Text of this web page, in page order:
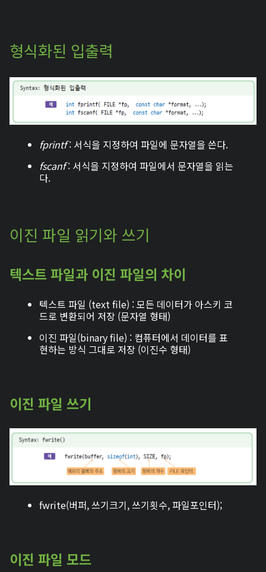
형식화된 입출력
fprintf : 서식을 지정하여 파일에 문자열을 쓴다.
fscanf : 서식을 지정하여 파일에서 문자열을 읽는
다.
이진 파일 읽기와 쓰기
텍스트 파일과 이진 파일의 차이
텍스트 파일 (text file) : 모든 데이터가 아스키 코
드로 변환되어 저장 (문자열 형태)
이진 파일(binary file) : 컴퓨터에서 데이터를 표
현하는 방식 그대로 저장 (이진수 형태)
이진 파일 쓰기
fwrite(버퍼, 쓰기크기, 쓰기횟수, 파일포인터);
이진 파일 모드